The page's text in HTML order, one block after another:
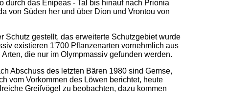
durch das Enipeas - Tal bis hinauf nach Prionia
von Süden her und über Dion und Vrontou von
Schutz gestellt, das erweiterte Schutzgebiet wurde
existieren 1'700 Pflanzenarten vornehmlich aus
die nur im Olympmassiv gefunden werden.
Abschuss des letzten Bären 1980 sind Gemse,
vom Vorkommen des Löwen berichtet, heute
Greifvögel zu beobachten, dazu kommen